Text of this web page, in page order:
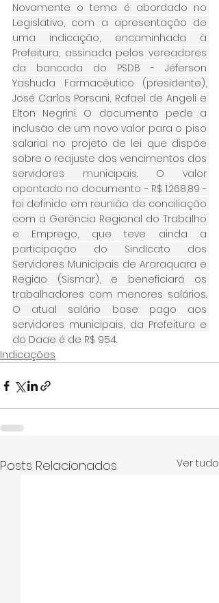
Novamente o tema é abordado no
Legislativo, com a apresentação de
uma indicação, encaminhada à
Prefeitura, assinada pelos vereadores
da bancada do PSDB - Jéferson
Yashuda Farmacêutico (presidente),
José Carlos Porsani, Rafael de Angeli e
Elton Negrini. O documento pede a
inclusão de um novo valor para o piso
salarial no projeto de lei que dispõe
sobre o reajuste dos vencimentos dos
servidores municipais. O valor
apontado no documento - R$ 1.268,89 -
foi definido em reunião de conciliação
com a Gerência Regional do Trabalho
e Emprego, que teve ainda a
participação do Sindicato dos
Servidores Municipais de Araraquara e
Região (Sismar), e beneficiará os
trabalhadores com menores salários.
O atual salário base pago aos
servidores municipais, da Prefeitura e
do Daae é de R$ 954.
Indicações
Posts Relacionados Ver tudo